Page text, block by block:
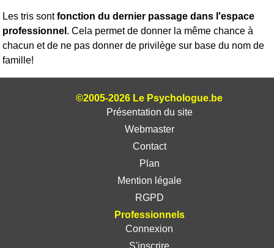
Les tris sontfonction du dernier passage dans l'espace
professionnel . Cela permet de donner la même chance à
chacun et de ne pas donner de privilège sur base du nom de
famille!
©2005-2026 Le Psychologue.be
Présentation du site
Webmaster
Contact
Plan
Mention légale
RGPD
Professionnels
Connexion
S'inscrire